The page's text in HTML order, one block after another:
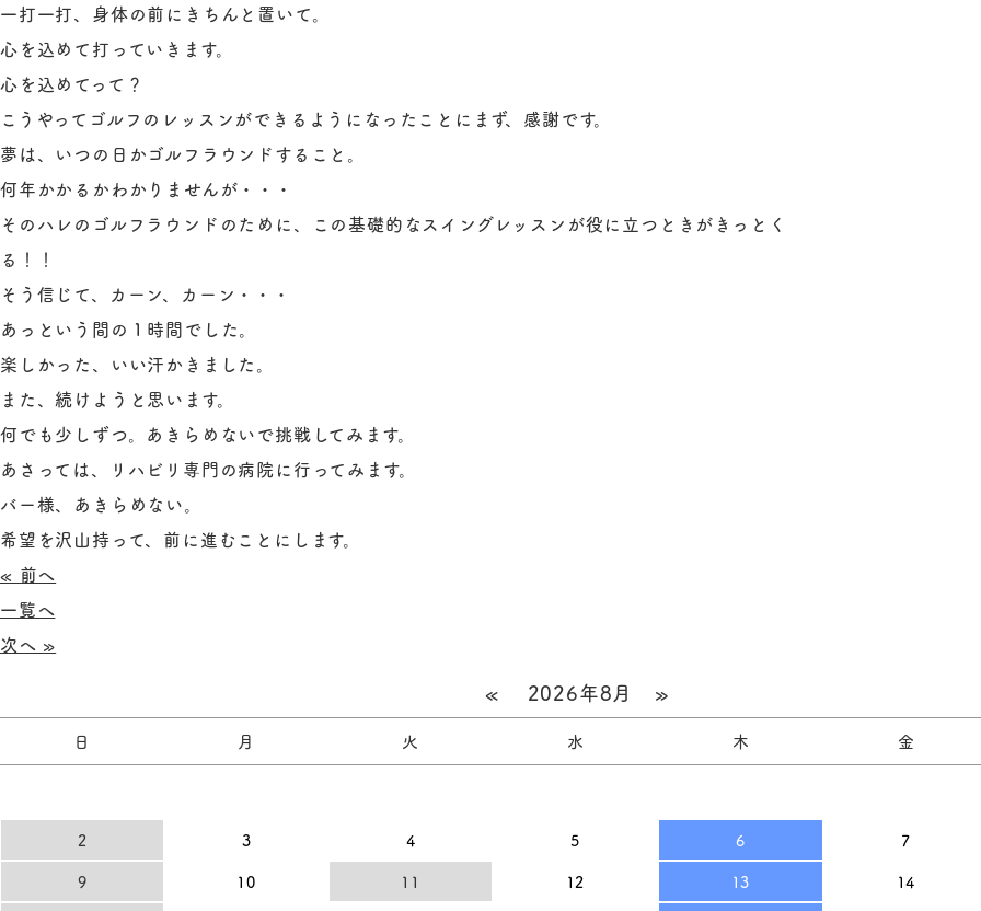
一打一打、身体の前にきちんと置いて。
心を込めて打っていきます。
心を込めてって？
こうやってゴルフのレッスンができるようになったことにまず、感謝です。
夢は、いつの日かゴルフラウンドすること。
何年かかるかわかりませんが・・・
そのハレのゴルフラウンドのために、この基礎的なスイングレッスンが役に立つときがきっとく
る！！
そう信じて、カーン、カーン・・・
あっという間の１時間でした。
楽しかった、いい汗かきました。
また、続けようと思います。
何でも少しずつ。あきらめないで挑戦してみます。
あさっては、リハビリ専門の病院に行ってみます。
バー様、あきらめない。
希望を沢山持って、前に進むことにします。
« 前へ
一覧へ
次へ »
« 2026年8月 »
日 月 火 水 木 金
2
3 4 5 6 7
9
10 11 12 13 14